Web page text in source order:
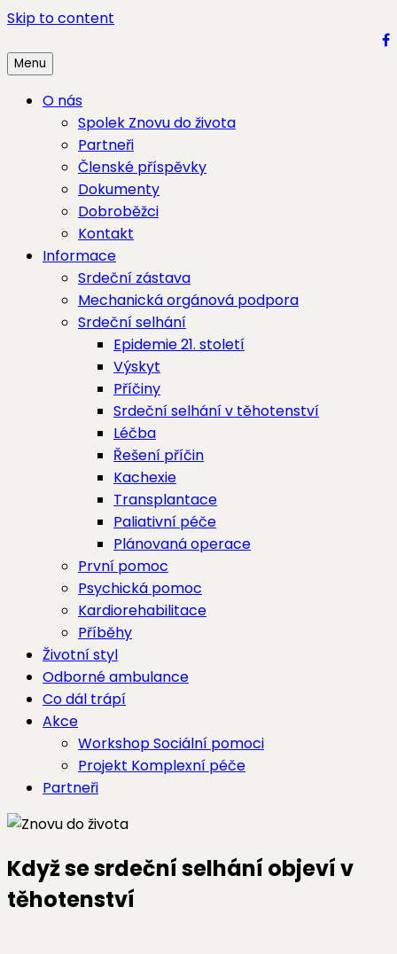
Skip to content
Menu
O nás
Spolek Znovu do života
Partneři
Členské příspěvky
Dokumenty
Dobroběžci
Kontakt
Informace
Srdeční zástava
Mechanická orgánová podpora
Srdeční selhání
Epidemie 21. století
Výskyt
Příčiny
Srdeční selhání v těhotenství
Léčba
Řešení příčin
Kachexie
Transplantace
Paliativní péče
Plánovaná operace
První pomoc
Psychická pomoc
Kardiorehabilitace
Příběhy
Životní styl
Odborné ambulance
Co dál trápí
Akce
Workshop Sociální pomoci
Projekt Komplexní péče
Partneři
Když se srdeční selhání objeví v
těhotenství